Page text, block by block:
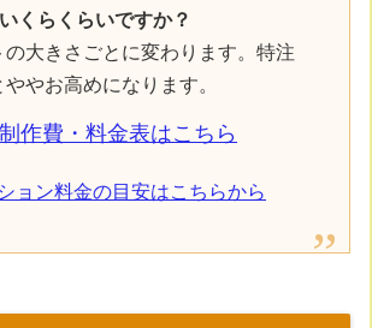
くらくらいですか？
大きさごとに変わります。特注
やお高めになります。
制作費・料金表はこちら
ョン料金の目安はこちらから